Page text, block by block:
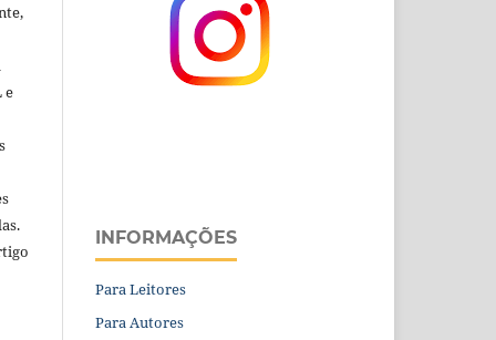
e
INFORMAÇÕES
Para Leitores
Para Autores